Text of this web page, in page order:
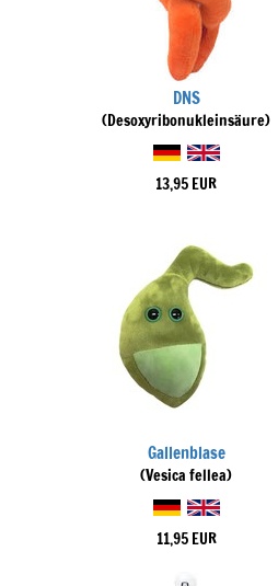
DNS
(Desoxyribonukleinsäure)
13,95 EUR
Gallenblase
(Vesica fellea)
11,95 EUR